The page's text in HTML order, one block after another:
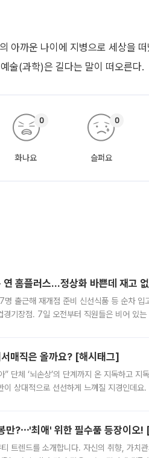
아까운 나이에 지병으로 세상을
술(과학)은 길다는 말이 떠오른다.
화나요
0
슬퍼요
0
홈플러스…정상화 바쁜데 재고 없
명 출근해 재개점 준비 신선식품 등 순차
경기장점. 7일 오전부터 직원들은 비어 있
매직은 올까요? [해시태그]
” 단체 ‘뇌손상’의 단계까지 온 지독하고
상대적으로 선선하게 느껴질 지경인데요
만?⋯'최애' 위한 필수품 등장이오!
트렌드를 소개합니다. 자신의 취향, 가치